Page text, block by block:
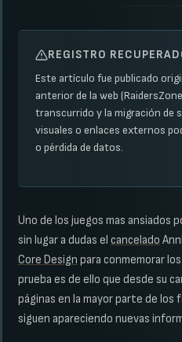
REGISTRO
Este artículo fue publicado
anterior de la web
transcurrido y la migración de
visuales o enlaces externos
o pérdida de datos.
Uno de los juegos mas ansiados
sin lugar a dudas el cancelado
Core Design para conmemorar
prueba es de ello que desde su
páginas en la mayor parte de los
siguen apareciendo nuevas